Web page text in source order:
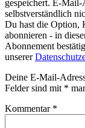
gespeichert. E-Mail-
selbstverständlich
Du hast die Option,
abonnieren - in
Abonnement
unserer
Deine E-Mail-
Felder sind mit *
Kommentar *